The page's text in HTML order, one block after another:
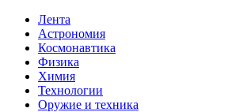
Лента
Астрономия
Космонавтика
Физика
Химия
Технологии
Оружие и техника